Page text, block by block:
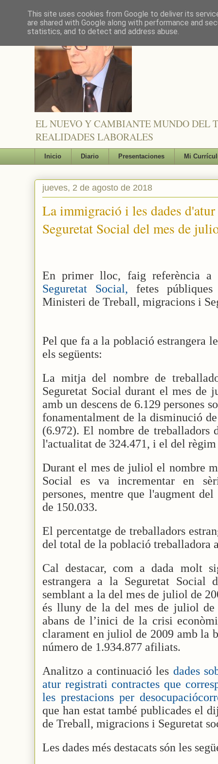
EL NUEVO Y CAMBIANTE MUNDO DEL
REALIDADES LABORALES
Inicio Diario Presentaciones Mi
jueves, 2 de agosto de 2018
La immigració i les dades
Seguretat Social del mes de
En primer lloc, faig referència
Seguretat Social, fetes
Ministeri de Treball, migracions i
Pel que fa a la població estrangera
els següents:
La mitja del nombre de
Seguretat Social durant el mes de
amb un descens de 6.129 persones
fonamentalment de la disminució
(6.972). El nombre de treballadors
l'actualitat de 324.471, i el del règim
Durant el mes de juliol el nombre
Social es va incrementar en
persones, mentre que l'augment
de 150.033.
El percentatge de treballadors
del total de la població treballadora
Cal destacar, com a dada molt
estrangera a la Seguretat
semblant a la del mes de juliol de
és lluny de la del mes de juliol de
abans de l’inici de la crisi
clarament en juliol de 2009 amb la
número de 1.934.877 afiliats.
Analitzo a continuació les dades
atur registrati contractes que
les prestacions per
que han estat també publicades el
de Treball, migracions i Seguretat
Les dades més destacats són les
This site uses cookies from Google to deliver its
are shared with Google along with performance and
statistics, and to detect and address abuse.